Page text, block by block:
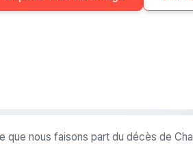
que nous faisons part du décès de